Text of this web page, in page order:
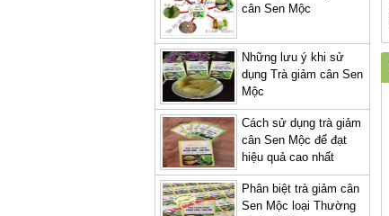
cân Sen Mộc
Những lưu ý khi sử
dụng Trà giảm cân Sen
Mộc
Cách sử dụng trà giảm
cân Sen Mộc để đạt
hiệu quả cao nhất
Phân biệt trà giảm cân
Sen Mộc loại Thường